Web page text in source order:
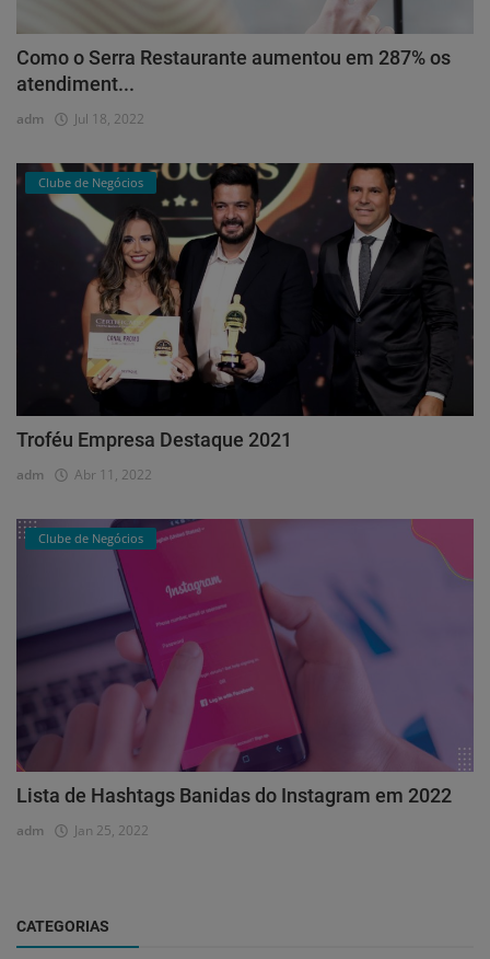
Como o Serra Restaurante aumentou em 287% os
atendiment...
adm Jul 18, 2022
Clube de Negócios
Troféu Empresa Destaque 2021
adm Abr 11, 2022
Clube de Negócios
Lista de Hashtags Banidas do Instagram em 2022
adm Jan 25, 2022
CATEGORIAS